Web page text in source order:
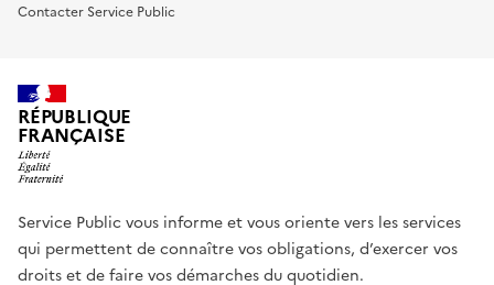
Contacter Service Public
RÉPUBLIQUE
FRANÇAISE
Service Public vous informe et vous oriente vers les services
qui permettent de connaître vos obligations, d’exercer vos
droits et de faire vos démarches du quotidien.